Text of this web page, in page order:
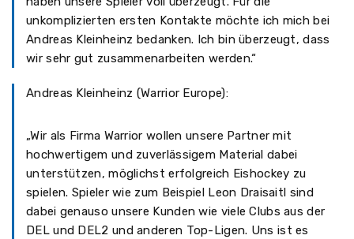
unkomplizierten ersten Kontakte möchte ich mich bei
Andreas Kleinheinz bedanken. Ich bin überzeugt, dass
wir sehr gut zusammenarbeiten werden.“
Andreas Kleinheinz (Warrior Europe):
„Wir als Firma Warrior wollen unsere Partner mit
hochwertigem und zuverlässigem Material dabei
unterstützen, möglichst erfolgreich Eishockey zu
spielen. Spieler wie zum Beispiel Leon Draisaitl sind
dabei genauso unsere Kunden wie viele Clubs aus der
DEL und DEL2 und anderen Top-Ligen. Uns ist es